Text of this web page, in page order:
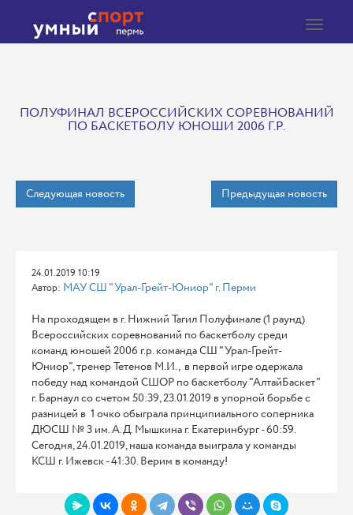
Toggle
ПОЛУФИНАЛ ВСЕРОССИЙСКИХ СОРЕВНОВАНИЙ
ПО БАСКЕТБОЛУ ЮНОШИ 2006 Г.Р.
Следующая новость Предыдущая новость
24.01.2019 10:19
Автор: МАУ СШ "Урал-Грейт-Юниор" г. Перми
На проходящем в г. Нижний Тагил Полуфинале (1 раунд)
Всероссийских соревнований по баскетболу среди
команд юношей 2006 г.р. команда СШ "Урал-Грейт-
Юниор", тренер Тетенов М.И., в первой игре одержала
победу над командой СШОР по баскетболу "АлтайБаскет"
г. Барнаул со счетом 50:39, 23.01.2019 в упорной борьбе с
разницей в 1 очко обыграла принципиального соперника
ДЮСШ № 3 им. А.Д. Мышкина г. Екатеринбург - 60:59.
Сегодня, 24.01.2019, наша команда выиграла у команды
КСШ г. Ижевск - 41:30. Верим в команду!